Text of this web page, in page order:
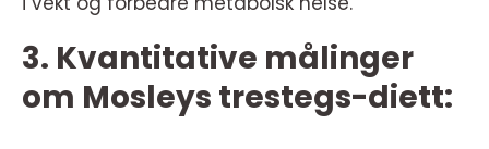
3. Kvantitative målinger
om Mosleys trestegs-diett: